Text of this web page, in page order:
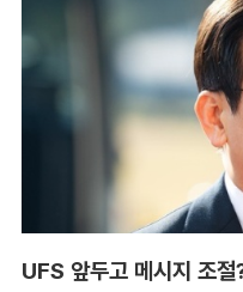
UFS 앞두고 메시지 조